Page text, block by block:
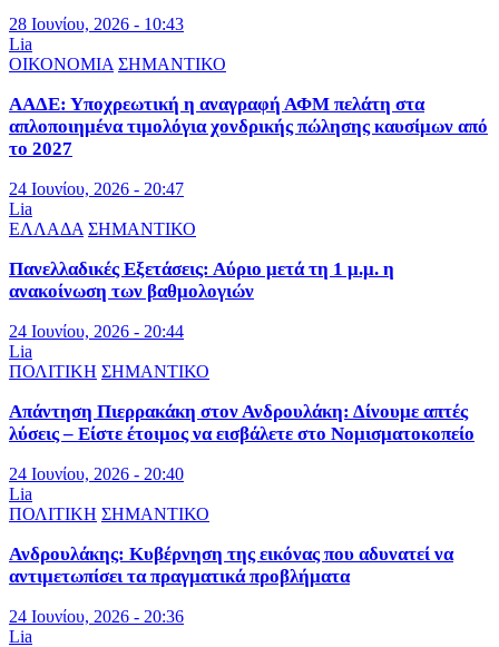
28 Ιουνίου, 2026 - 10:43
Lia
ΟΙΚΟΝΟΜΙΑ ΣΗΜΑΝΤΙΚΟ
ΑΑΔΕ: Υποχρεωτική η αναγραφή ΑΦΜ πελάτη στα
απλοποιημένα τιμολόγια χονδρικής πώλησης καυσίμων από
το 2027
24 Ιουνίου, 2026 - 20:47
Lia
ΕΛΛΑΔΑ ΣΗΜΑΝΤΙΚΟ
Πανελλαδικές Εξετάσεις: Αύριο μετά τη 1 μ.μ. η
ανακοίνωση των βαθμολογιών
24 Ιουνίου, 2026 - 20:44
Lia
ΠΟΛΙΤΙΚΗ ΣΗΜΑΝΤΙΚΟ
Απάντηση Πιερρακάκη στον Ανδρουλάκη: Δίνουμε απτές
λύσεις – Είστε έτοιμος να εισβάλετε στο Νομισματοκοπείο
24 Ιουνίου, 2026 - 20:40
Lia
ΠΟΛΙΤΙΚΗ ΣΗΜΑΝΤΙΚΟ
Ανδρουλάκης: Κυβέρνηση της εικόνας που αδυνατεί να
αντιμετωπίσει τα πραγματικά προβλήματα
24 Ιουνίου, 2026 - 20:36
Lia